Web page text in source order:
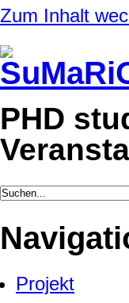
Zum Inhalt
PHD
Projekt